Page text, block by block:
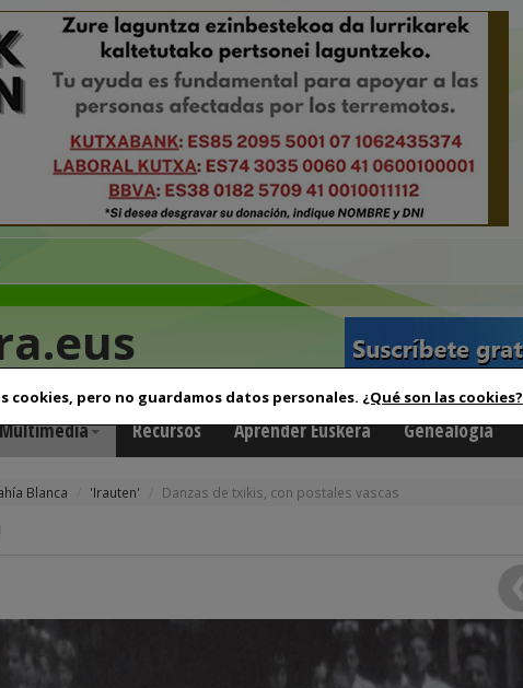
cookies, pero no guardamos datos personales. ¿Qué son las cookies?
Multimedia Recursos Aprender Euskera Genealogía
Blanca 'Irauten' Danzas de txikis, con postales vascas